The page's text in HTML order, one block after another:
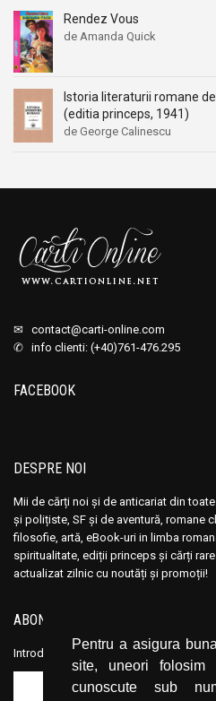
Pentru a asigura
site, uneori
cunoscute sub
Rendez Vous
de Amanda Quick
Istoria literaturii romane
(editia princeps, 1941)
de George Calinescu
✉ contact@carti-online.com
✆ info clienti: (+40)761-476.295
FACEBOOK
DESPRE NOI
Mii de cărți noi și de anticariat din
și polițiste, SF și de aventură, romane
filosofie, artă, eBook-uri in limba
spiritualitate, ediții princeps și cărți
actualizat zilnic cu noutăți și promoții!
ABONEAZĂ-TE LA NEWSLETTER
Introduceți adresa dvs. de email și dați